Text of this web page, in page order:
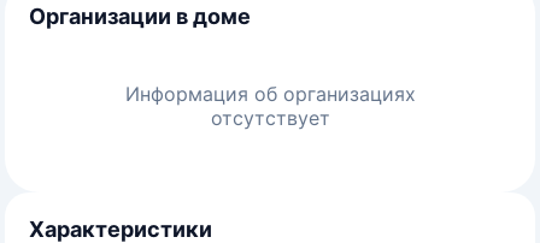
Организации в доме
Информация об организациях
отсутствует
Характеристики